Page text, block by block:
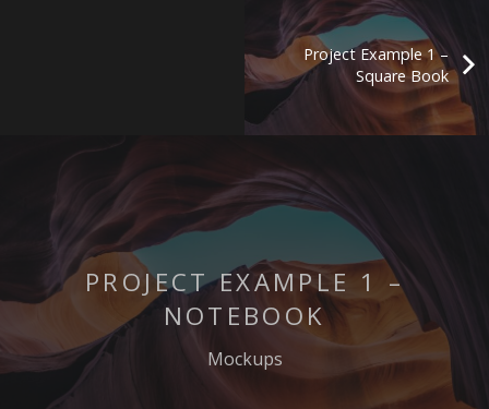
Project Example 1 –
Square Book
PROJECT EXAMPLE 1 –
NOTEBOOK
Mockups